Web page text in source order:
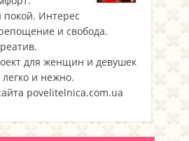
Интерес
и свобода.
для женщин и девушек
и нежно.
povelitelnica.com.ua